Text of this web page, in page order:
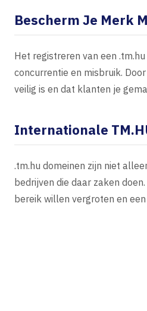
Bescherm Je Merk
Het registreren van een
concurrentie en misbruik.
veilig is en dat klanten je
Internationale
.tm.hu domeinen zijn niet
bedrijven die daar zaken
bereik willen vergroten en